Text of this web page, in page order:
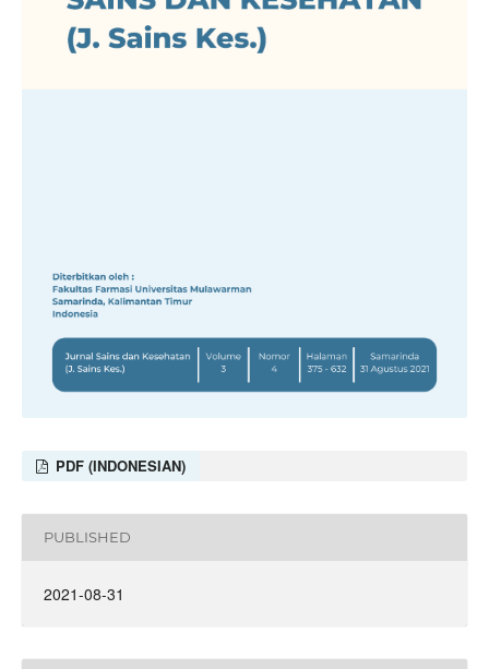
PDF (INDONESIAN)
PUBLISHED
2021-08-31